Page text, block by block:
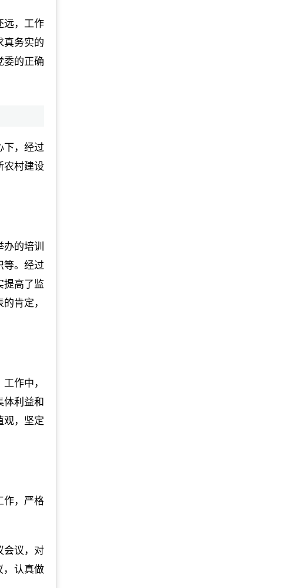
远，工作
真务实的
委的正确
下，经过
农村建设
的培训
等。经过
提高了监
肯定，
作中，
利益和
观，坚定
作，严格
会议，对
，认真做